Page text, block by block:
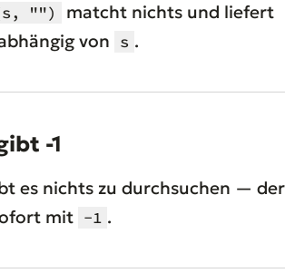
"")
matcht nichts und liefert
von s .
-1
es nichts zu durchsuchen — der
mit -1 .